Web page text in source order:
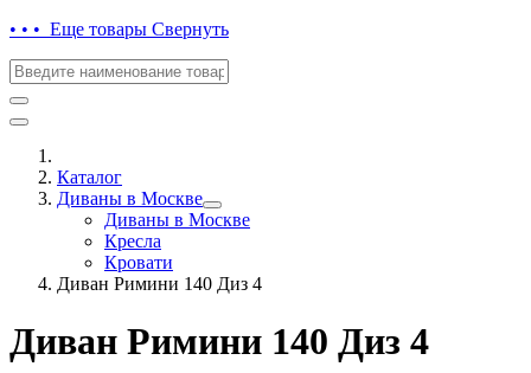
• • • Еще товары Свернуть
Каталог
Диваны в Москве
Диваны в Москве
Кресла
Кровати
Диван Римини 140 Диз 4
Диван Римини 140 Диз 4